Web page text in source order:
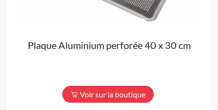
Plaque Aluminium perforée 40 x 30 cm
Voir sur la boutique